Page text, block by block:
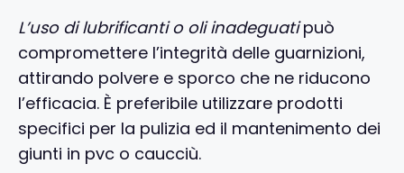
L’uso di lubrificanti o oli inadeguatipuò
compromettere l’integrità delle guarnizioni,
attirando polvere e sporco che ne riducono
l’efficacia. È preferibile utilizzare prodotti
specifici per la pulizia ed il mantenimento dei
giunti in pvc o caucciù.